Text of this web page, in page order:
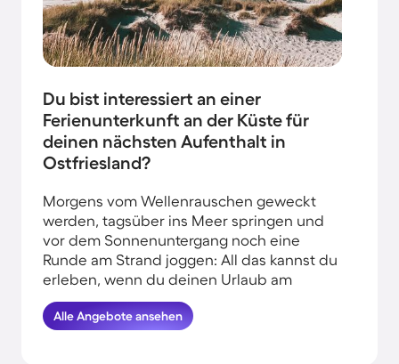
Du bist interessiert an einer
Ferienunterkunft an der Küste für
deinen nächsten Aufenthalt in
Ostfriesland?
Morgens vom Wellenrauschen geweckt
werden, tagsüber ins Meer springen und
vor dem Sonnenuntergang noch eine
Runde am Strand joggen: All das kannst du
erleben, wenn du deinen Urlaub am
Wasser in Ostfriesland verbringst.
HomeToGo hat für dich und deine Familie
Alle Angebote ansehen